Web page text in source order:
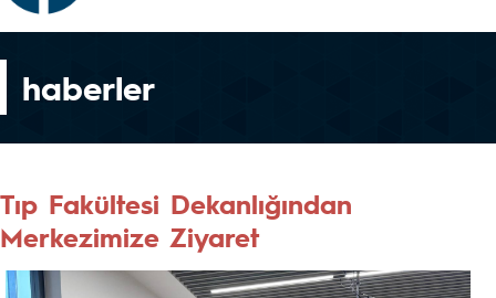
haberler
Tıp Fakültesi Dekanlığından
Merkezimize Ziyaret